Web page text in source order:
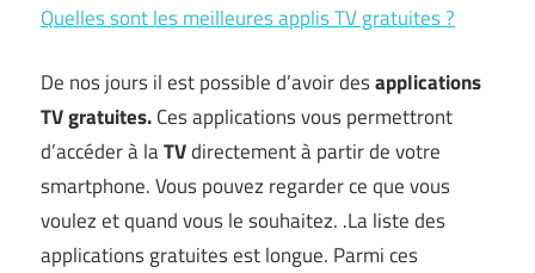
Quelles sont les meilleures applis TV gratuites ?
De nos jours il est possible d’avoir desapplications
TV gratuites.Ces applications vous permettront
d’accéder à laTVdirectement à partir de votre
smartphone. Vous pouvez regarder ce que vous
voulez et quand vous le souhaitez. .La liste des
applications gratuites est longue. Parmi ces